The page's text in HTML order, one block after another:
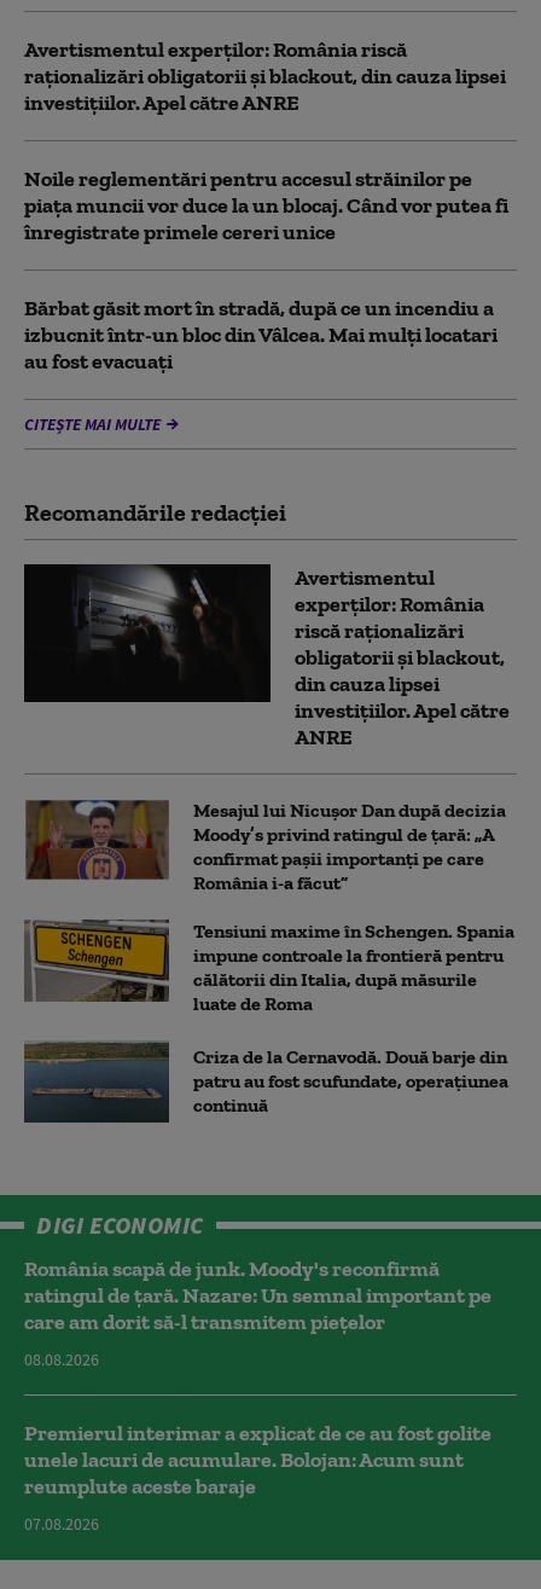
Avertismentul experților: România riscă
raționalizări obligatorii și blackout, din cauza lipsei
investițiilor. Apel către ANRE
Noile reglementări pentru accesul străinilor pe
piaţa muncii vor duce la un blocaj. Când vor putea fi
înregistrate primele cereri unice
Bărbat găsit mort în stradă, după ce un incendiu a
izbucnit într-un bloc din Vâlcea. Mai mulți locatari
au fost evacuați
CITEȘTE MAI MULTE
Recomandările redacţiei
Avertismentul
experților: România
riscă raționalizări
obligatorii și blackout,
din cauza lipsei
investițiilor. Apel către
ANRE
Mesajul lui Nicușor Dan după decizia
Moody’s privind ratingul de țară: „A
confirmat pașii importanți pe care
România i-a făcut”
Tensiuni maxime în Schengen. Spania
impune controale la frontieră pentru
călătorii din Italia, după măsurile
luate de Roma
Criza de la Cernavodă. Două barje din
patru au fost scufundate, operațiunea
continuă
DIGI ECONOMIC
România scapă de junk. Moody's reconfirmă
ratingul de țară. Nazare: Un semnal important pe
care am dorit să-l transmitem piețelor
08.08.2026
Premierul interimar a explicat de ce au fost golite
unele lacuri de acumulare. Bolojan: Acum sunt
reumplute aceste baraje
07.08.2026